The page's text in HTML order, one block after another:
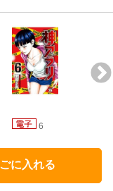
6
に入れる